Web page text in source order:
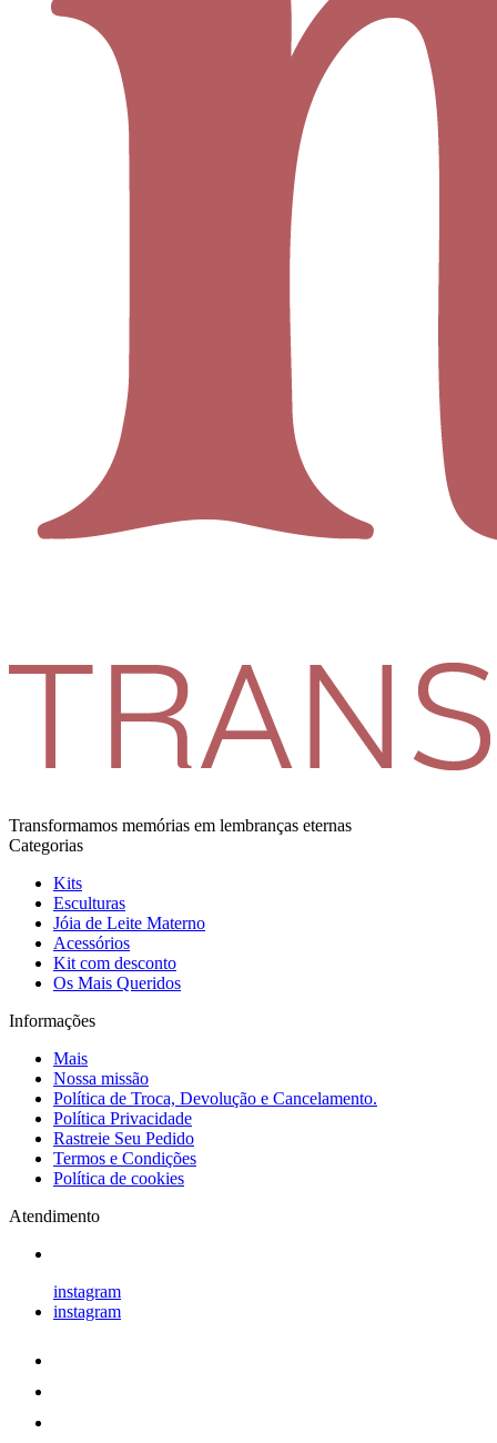
Transformamos memórias em lembranças eternas
Categorias
Kits
Esculturas
Jóia de Leite Materno
Acessórios
Kit com desconto
Os Mais Queridos
Informações
Mais
Nossa missão
Política de Troca, Devolução e Cancelamento.
Política Privacidade
Rastreie Seu Pedido
Termos e Condições
Política de cookies
Atendimento
instagram
instagram